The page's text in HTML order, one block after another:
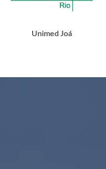
Unimed Joá